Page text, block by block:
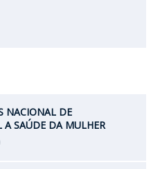
NACIONAL DE
A SAÚDE DA MULHER